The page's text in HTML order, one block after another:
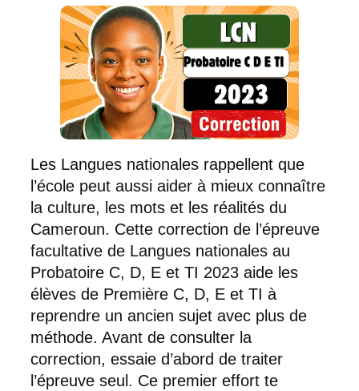
Les Langues nationales rappellent que
l’école peut aussi aider à mieux connaître
la culture, les mots et les réalités du
Cameroun. Cette correction de l’épreuve
facultative de Langues nationales au
Probatoire C, D, E et TI 2023 aide les
élèves de Première C, D, E et TI à
reprendre un ancien sujet avec plus de
méthode. Avant de consulter la
correction, essaie d’abord de traiter
l’épreuve seul. Ce premier effort te